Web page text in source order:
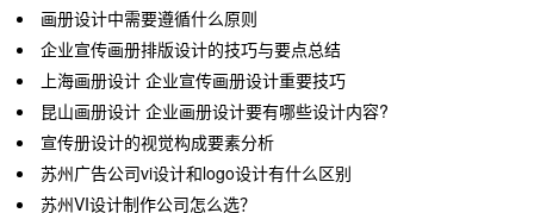
画册设计中需要遵循什么原则
企业宣传画册排版设计的技巧与要点总结
上海画册设计 企业宣传画册设计重要技巧
昆山画册设计 企业画册设计要有哪些设计内容?
宣传册设计的视觉构成要素分析
苏州广告公司vi设计和logo设计有什么区别
苏州VI设计制作公司怎么选？